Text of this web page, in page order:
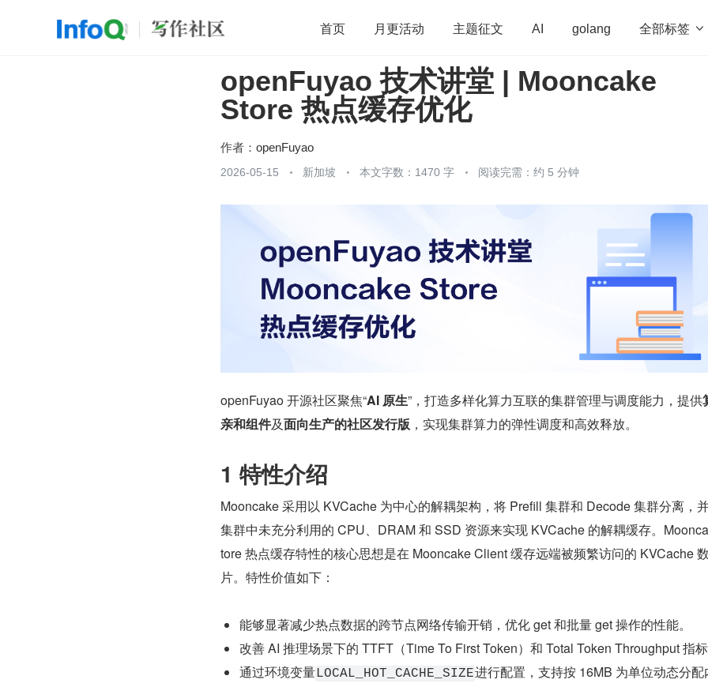
首页 月更活动 主题征文 AI golang 全部标签 
开源 架构 OpenHarmony 算法 学习方法 Web3.0
团队管理 程序员 运维
openFuyao 技术讲堂 | Mooncake
Store 热点缓存优化
作者： openFuyao
2026-05-15 新加坡 本文字数：1470 字 阅读完需：约 5 分钟
openFuyao 开源社区聚焦“AI 原生”，打造多样化算力互联的集群管理与调度能力，提供
亲和组件及面向生产的社区发行版 ，实现集群算力的弹性调度和高效释放。
1 特性介绍
Mooncake 采用以 KVCache 为中心的解耦架构，将 Prefill 集群和 Decode 集群分离，
集群中未充分利用的 CPU、DRAM 和 SSD 资源来实现 KVCache 的解耦缓存。
tore 热点缓存特性的核心思想是在 Mooncake Client 缓存远端被频繁访问的 KVCache
片。特性价值如下：
能够显著减少热点数据的跨节点网络传输开销，优化 get 和批量 get 操作的性能。
改善 AI 推理场景下的 TTFT（Time To First Token）和 Total Token Throughput 指标
通过环境变量LOCAL_HOT_CACHE_SIZE进行配置，支持按 16MB 为单位动态分配